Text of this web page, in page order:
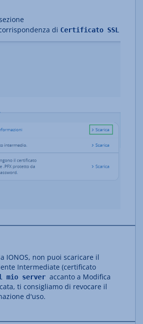
di Certificato SSL
IONOS, non puoi scaricare il
Intermediate (certificato
server accanto a Modifica
ti consigliamo di revocare il
d'uso.